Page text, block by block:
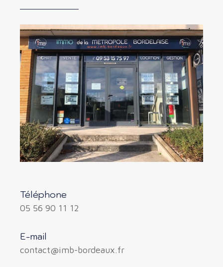
Téléphone
05 56 90 11 12
E-mail
contact@imb-bordeaux.fr